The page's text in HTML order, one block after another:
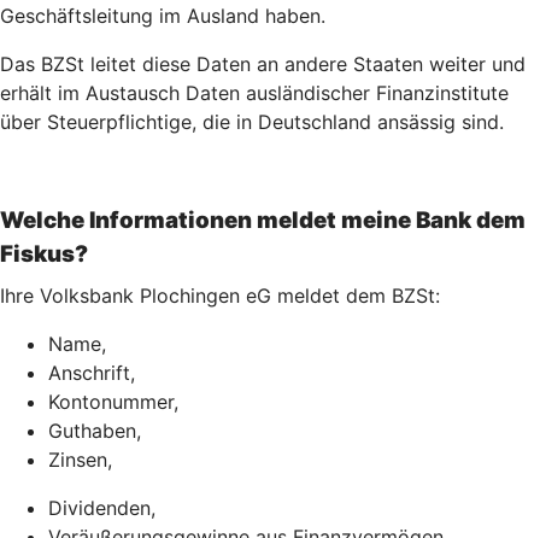
Geschäftsleitung im Ausland haben.
Das BZSt leitet diese Daten an andere Staaten weiter und
erhält im Austausch Daten ausländischer Finanzinstitute
über Steuerpflichtige, die in Deutschland ansässig sind.
Welche Informationen meldet meine Bank dem
Fiskus?
Ihre Volksbank Plochingen eG meldet dem BZSt:
Name,
Anschrift,
Kontonummer,
Guthaben,
Zinsen,
Dividenden,